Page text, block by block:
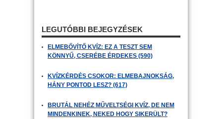
LEGUTÓBBI BEJEGYZÉSEK
ELMEBŐVÍTŐ KVÍZ: EZ A TESZT SEM
KÖNNYŰ, CSERÉBE ÉRDEKES (590)
KVÍZKÉRDÉS CSOKOR: ELMEBAJNOKSÁG,
HÁNY PONTOD LESZ? (617)
BRUTÁL NEHÉZ MŰVELTSÉGI KVÍZ, DE NEM
MINDENKINEK, NEKED HOGY SIKERÜLT?